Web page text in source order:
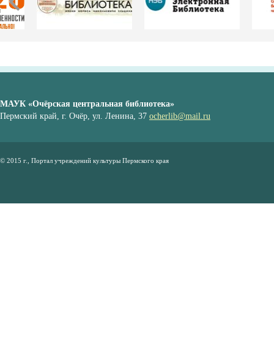
МАУК «Очёрская центральная библиотека»
Пермский край, г. Очёр, ул. Ленина, 37 ocherlib@mail.ru
© 2015 г., Портал учреждений культуры Пермского края